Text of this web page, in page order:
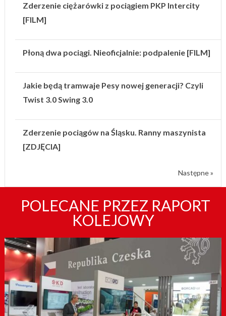
Zderzenie ciężarówki z pociągiem PKP Intercity
[FILM]
Płoną dwa pociągi. Nieoficjalnie: podpalenie [FILM]
Jakie będą tramwaje Pesy nowej generacji? Czyli
Twist 3.0 Swing 3.0
Zderzenie pociągów na Śląsku. Ranny maszynista
[ZDJĘCIA]
Następne »
POLECANE PRZEZ RAPORT
KOLEJOWY